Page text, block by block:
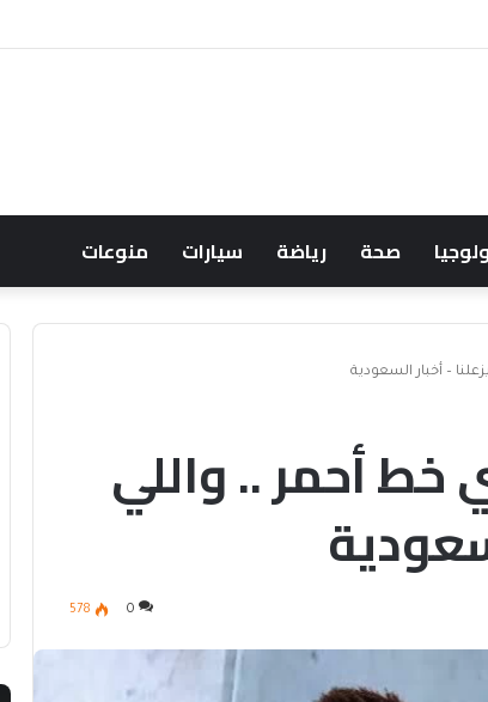
حول التعاون والتطورات الإقليمية والدولية
صحة رياضة سيارات منوعات
– أخبار السعودية
خط أحمر .. واللي
0
578